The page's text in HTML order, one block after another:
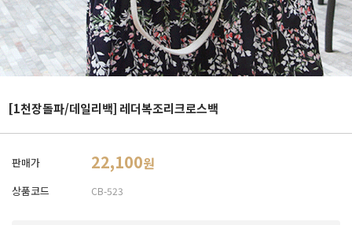
[1천장돌파/데일리백] 레더복조리크로스백
판매가 22,100원
상품코드 CB-523